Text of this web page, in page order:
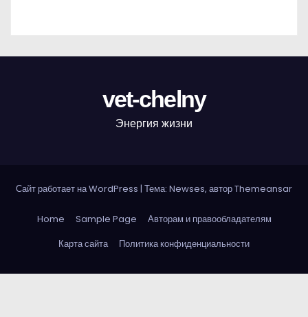
vet-chelny
Энергия жизни
Сайт работает на WordPress | Тема: Newses, авторThemeansar
Home Sample Page
Авторам и правообладателям
Карта сайта
Политика конфиденциальности